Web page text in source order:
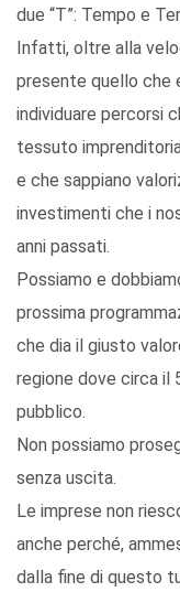
due “T”: Tempo e
Infatti, oltre alla
presente quello che
individuare percorsi
tessuto
e che sappiano
investimenti che i
anni passati.
Possiamo e
prossima
che dia il giusto
regione dove circa il
pubblico.
Non possiamo
senza uscita.
Le imprese non
anche perché,
dalla fine di questo